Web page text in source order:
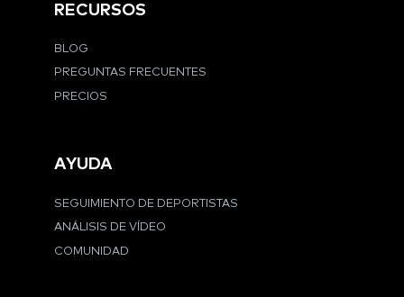
RECURSOS
BLOG
PREGUNTAS FRECUENTES
PRECIOS
AYUDA
SEGUIMIENTO DE DEPORTISTAS
ANÁLISIS DE VÍDEO
COMUNIDAD